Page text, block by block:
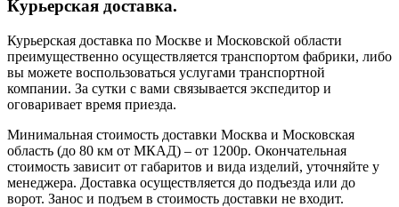
Курьерская доставка.
Курьерская доставка по Москве и Московской области
преимущественно осуществляется транспортом фабрики, либо
вы можете воспользоваться услугами транспортной
компании. За сутки с вами связывается экспедитор и
оговаривает время приезда.
Минимальная стоимость доставки Москва и Московская
область (до 80 км от МКАД) – от 1200р. Окончательная
стоимость зависит от габаритов и вида изделий, уточняйте у
менеджера. Доставка осуществляется до подъезда или до
ворот. Занос и подъем в стоимость доставки не входит.